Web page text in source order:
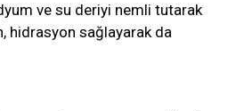
ve su deriyi nemli tutarak
hidrasyon sağlayarak da